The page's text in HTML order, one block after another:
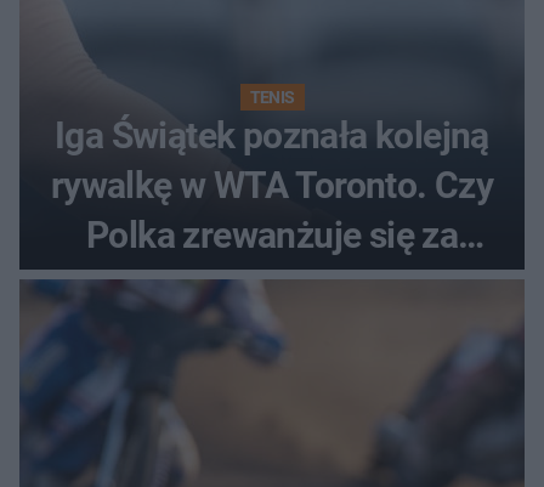
TENIS
Iga Świątek poznała kolejną
rywalkę w WTA Toronto. Czy
Polka zrewanżuje się za
ostatnią porażkę?